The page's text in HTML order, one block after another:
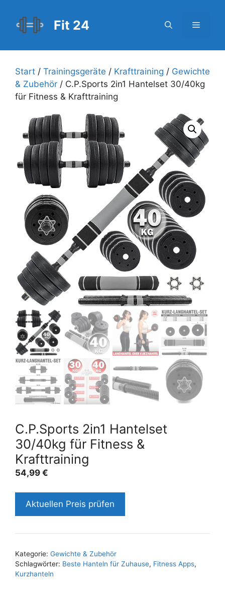
Inhalt
springen
Fit 24 Menü
Start / Trainingsgeräte / Krafttraining / Gewichte
& Zubehör / C.P.Sports 2in1 Hantelset 30/40kg
für Fitness & Krafttraining
C.P.Sports 2in1 Hantelset
30/40kg für Fitness &
Krafttraining
54,99 €
Aktuellen Preis prüfen
Kategorie: Gewichte & Zubehör
Schlagwörter: Beste Hanteln für Zuhause, Fitness Apps,
Kurzhanteln